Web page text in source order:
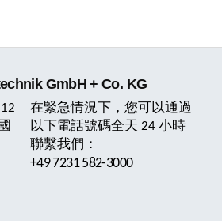
GmbH + Co. KG
在緊急情況下，您可以通過
以下電話號碼全天 24 小時
聯繫我們：
+49 7231 582-3000